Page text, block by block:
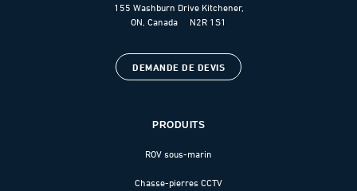
155 Washburn Drive Kitchener,
ON, Canada N2R 1S1
DEMANDE DE DEVIS
PRODUITS
ROV sous-marin
Chasse-pierres CCTV